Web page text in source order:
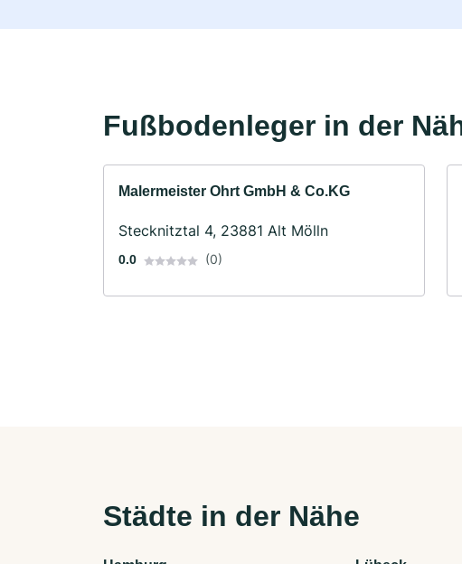
Fußbodenleger in der
Malermeister Ohrt GmbH & Co.KG
Stecknitztal 4, 23881 Alt Mölln
0.0 (0)
Städte in der Nähe